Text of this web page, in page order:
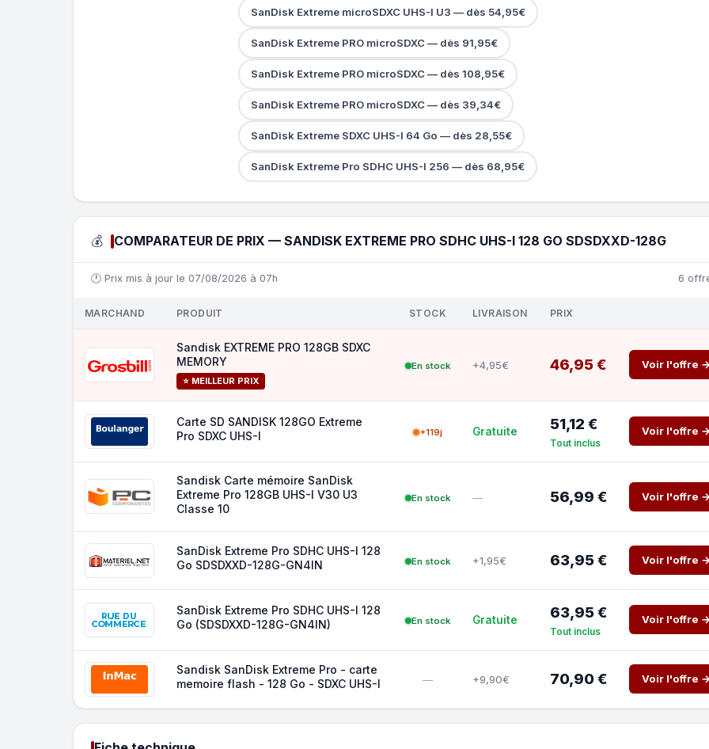
SanDisk Extreme microSDXC UHS-I U3 — dès 54,95€
SanDisk Extreme PRO microSDXC — dès 91,95€
SanDisk Extreme PRO microSDXC — dès 108,95€
SanDisk Extreme PRO microSDXC — dès 39,34€
SanDisk Extreme SDXC UHS-I 64 Go — dès 28,55€
SanDisk Extreme Pro SDHC UHS-I 256 — dès 68,95€
💰 COMPARATEUR DE PRIX — SANDISK EXTREME PRO SDHC UHS-I 128 GO SDSDXXD-128G
🕐 Prix mis à jour le 07/08/2026 à 07h 6
MARCHAND PRODUIT STOCK LIVRAISON PRIX
Sandisk EXTREME PRO 128GB SDXC
MEMORY
⭐ MEILLEUR PRIX
En stock +4,95€ 46,95 € Voir l'offre
Carte SD SANDISK 128GO Extreme
Pro SDXC UHS-I
+119j Gratuite 51,12 €
Tout inclus
Voir l'offre
Sandisk Carte mémoire SanDisk
Extreme Pro 128GB UHS-I V30 U3
Classe 10
En stock — 56,99 € Voir l'offre
SanDisk Extreme Pro SDHC UHS-I 128
Go SDSDXXD-128G-GN4IN
En stock +1,95€ 63,95 € Voir l'offre
SanDisk Extreme Pro SDHC UHS-I 128
Go (SDSDXXD-128G-GN4IN)
En stock Gratuite 63,95 €
Tout inclus
Voir l'offre
Sandisk SanDisk Extreme Pro - carte
memoire flash - 128 Go - SDXC UHS-I
— +9,90€ 70,90 € Voir l'offre